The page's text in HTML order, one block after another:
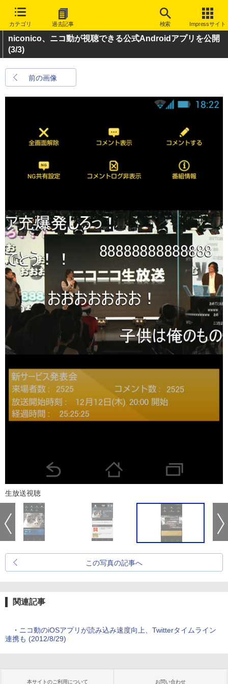
カテゴリ 過去記事 検索 Impressサイト
niconico、ニコ動が視聴できる公式Androidアプリを公開
(3/3)
前の画像
生放送視聴
この写真の記事へ
関連記事
・ ニコ動のiOSアプリが読み込み速度向上、Twitterタイムライン
連携も (2012/8/29)
本サイトのご利用について お問い合わせ